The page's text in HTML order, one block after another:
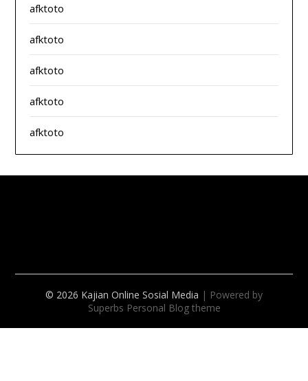
afktoto
afktoto
afktoto
afktoto
afktoto
© 2026 Kajian Online Sosial Media | Powered by
Superbs Personal Blog theme